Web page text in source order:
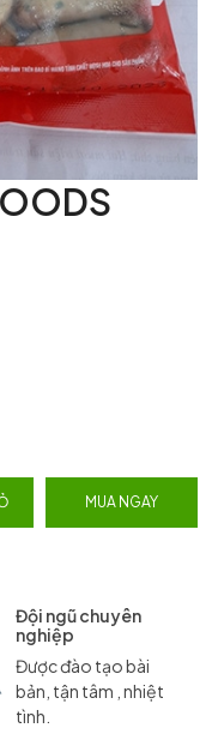
MUA NGAY
Đội ngũ chuyên
nghiệp
Được đào tạo bài
bản, tận tâm , nhiệt
tình.